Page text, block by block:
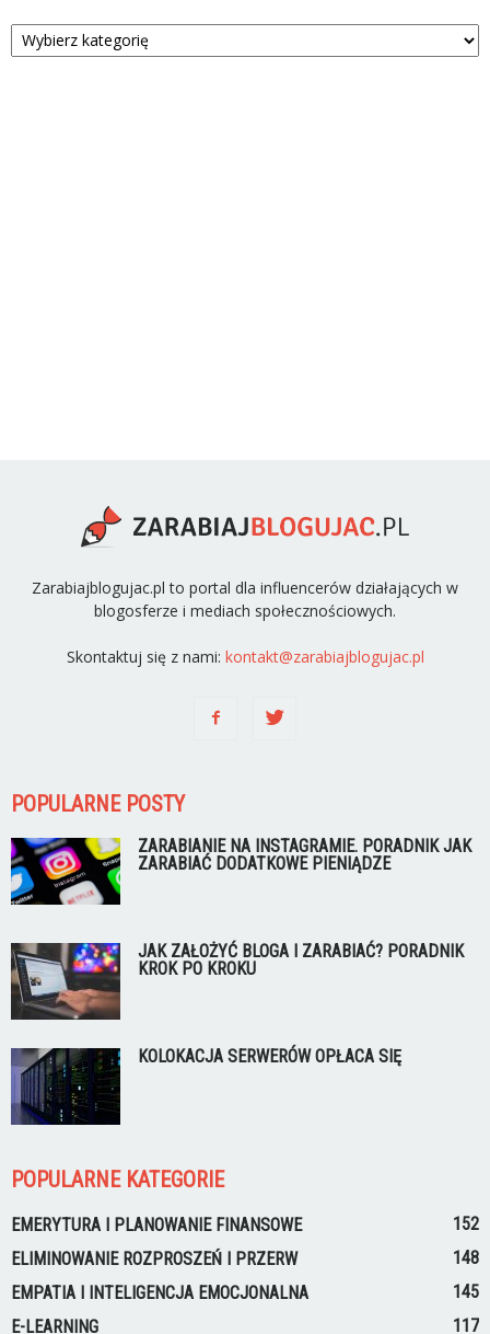
Kategorie
Zarabiajblogujac.pl to portal dla influencerów działających w
blogosferze i mediach społecznościowych.
Skontaktuj się z nami: kontakt@zarabiajblogujac.pl
POPULARNE POSTY
ZARABIANIE NA INSTAGRAMIE. PORADNIK JAK
ZARABIAĆ DODATKOWE PIENIĄDZE
JAK ZAŁOŻYĆ BLOGA I ZARABIAĆ? PORADNIK
KROK PO KROKU
KOLOKACJA SERWERÓW OPŁACA SIĘ
POPULARNE KATEGORIE
EMERYTURA I PLANOWANIE FINANSOWE
152
ELIMINOWANIE ROZPROSZEŃ I PRZERW
148
EMPATIA I INTELIGENCJA EMOCJONALNA
145
E-LEARNING
117